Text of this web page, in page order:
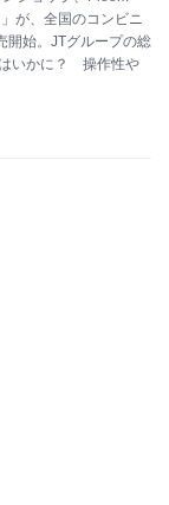
が、全国のコンビニ
開始。JTグループの総
いかに？ 操作性や